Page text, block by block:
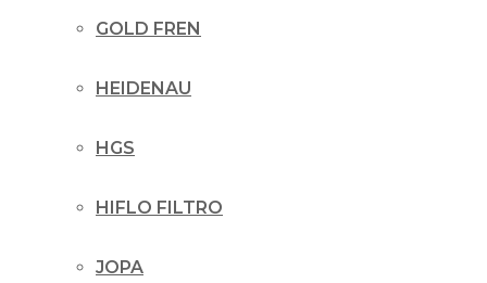
GOLD FREN
HEIDENAU
HGS
HIFLO FILTRO
JOPA